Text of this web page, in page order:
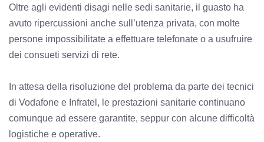
Oltre agli evidenti disagi nelle sedi sanitarie, il guasto ha
avuto ripercussioni anche sull’utenza privata, con molte
persone impossibilitate a effettuare telefonate o a usufruire
dei consueti servizi di rete.
In attesa della risoluzione del problema da parte dei tecnici
di Vodafone e Infratel, le prestazioni sanitarie continuano
comunque ad essere garantite, seppur con alcune difficoltà
logistiche e operative.